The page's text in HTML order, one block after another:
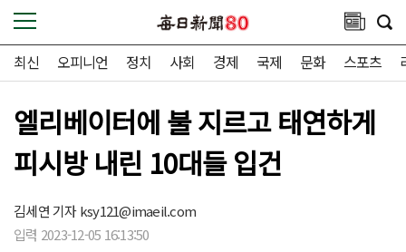
최신 오피니언 정치 사회 경제 국제 문화 스포츠
엘리베이터에 불 지르고 태연하게
피시방 내린 10대들 입건
김세연 기자ksy121@imaeil.com
입력 2023-12-05 16:13:50